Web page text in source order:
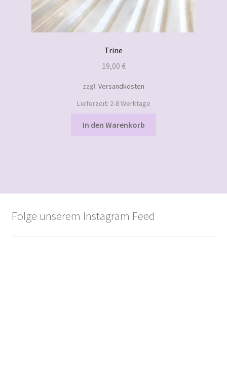
Trine
19,00 €
zzgl. Versandkosten
Lieferzeit: 2-8 Werktage
In den Warenkorb
Folge unserem Instagram Feed